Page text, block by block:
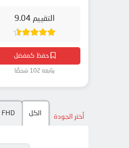
التقييم 9.04
حفظ كمفضل
يتابعه 102 شخصًا
أختر الجودة الكل FHD